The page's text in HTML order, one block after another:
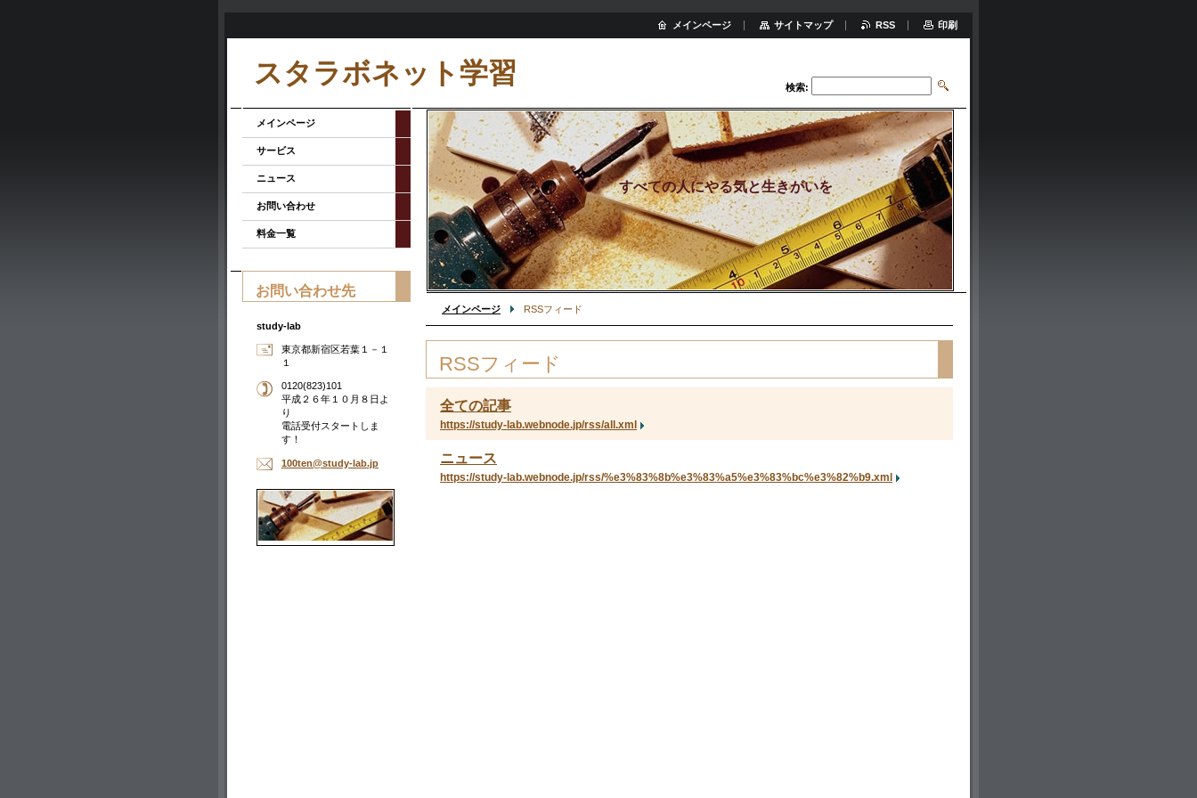
スタラボネット学習 検索:
すべての人にやる気と生きがいを
メインページ RSSフィード
RSSフィード
全ての記事
https://study-lab.webnode.jp/rss/all.xml
ニュース
https://study-lab.webnode.jp/rss/%e3%83%8b%e3%83%a5%e3%83%bc%e3%82%b9.xml
メインページ
サービス
ニュース
お問い合わせ
料金一覧
お問い合わせ先
study-lab
東京都新宿区若葉１－１
１
0120(823)101
平成２６年１０月８日よ
り
電話受付スタートしま
す！
100ten@study-lab.jp
メインページ サイトマップ RSS 印刷